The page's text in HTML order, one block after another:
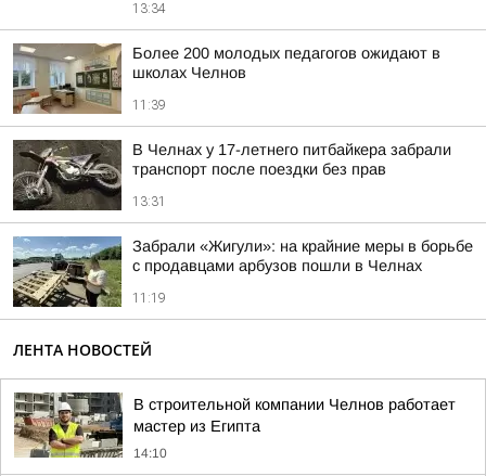
13:34
Более 200 молодых педагогов ожидают в
школах Челнов
11:39
В Челнах у 17-летнего питбайкера забрали
транспорт после поездки без прав
13:31
Забрали «Жигули»: на крайние меры в борьбе
с продавцами арбузов пошли в Челнах
11:19
ЛЕНТА НОВОСТЕЙ
В строительной компании Челнов работает
мастер из Египта
14:10